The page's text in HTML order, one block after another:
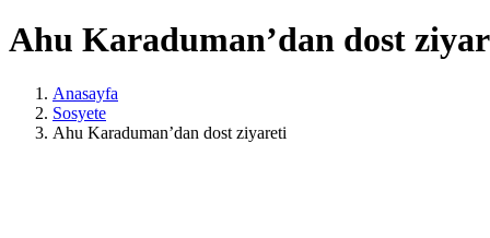
Ahu Karaduman’dan dost
Anasayfa
Sosyete
Ahu Karaduman’dan dost ziyareti